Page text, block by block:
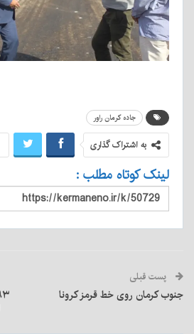
جاده کرمان راور
به اشتراک گذاری
لینک کوتاه مطلب :
پست قبلی
جنوب کرمان روی خط قرمز کرونا